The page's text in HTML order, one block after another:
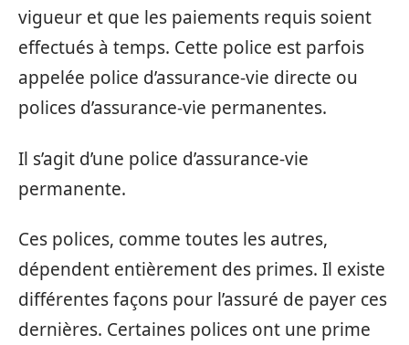
vigueur et que les paiements requis soient
effectués à temps. Cette police est parfois
appelée police d’assurance-vie directe ou
polices d’assurance-vie permanentes.
Il s’agit d’une police d’assurance-vie
permanente.
Ces polices, comme toutes les autres,
dépendent entièrement des primes. Il existe
différentes façons pour l’assuré de payer ces
dernières. Certaines polices ont une prime